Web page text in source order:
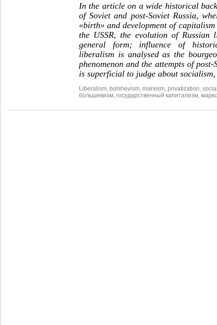
In the article on a wide historical
of Soviet and post-Soviet Russia,
«birth» and development of
the USSR, the evolution of Russian
general form; influence of
liberalism is analysed as the
phenomenon and the attempts of
is superficial to judge about
Liberalism bolshevism marxism privatization
большевизм государственный капитализм